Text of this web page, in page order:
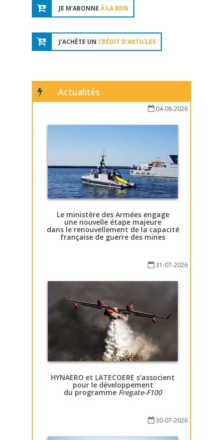
JE M'ABONNE À LA RDN
J'ACHÈTE UN CRÉDIT D'ARTICLES
Actualités
04-08-2026
Le ministère des Armées engage
une nouvelle étape majeure
dans le renouvellement de la capacité
française de guerre des mines
31-07-2026
HYNAERO et LATECOERE s’associent
pour le développement
du programme Fregate-F100
30-07-2026